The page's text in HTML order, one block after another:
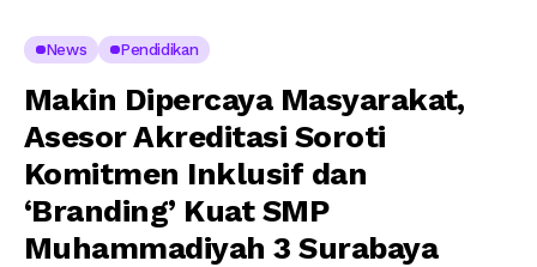
News Pendidikan
Makin Dipercaya Masyarakat,
Asesor Akreditasi Soroti
Komitmen Inklusif dan
‘Branding’ Kuat SMP
Muhammadiyah 3 Surabaya